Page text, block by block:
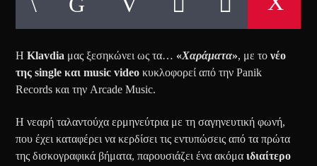
ΗKlavdia μας ξεσηκώνει ως τα… «Χαράματα», με τονέο
της single και music video κυκλοφορεί από την Panik
Records και την Arcade Music.
Η νεαρή ταλαντούχα ερμηνεύτρια με τη σαγηνευτική φωνή,
που έχει καταφέρει να κερδίσει τις εντυπώσεις από τα πρώτα
της δισκογραφικά βήματα, παρουσιάζει ένα ακόμαιδιαίτερο